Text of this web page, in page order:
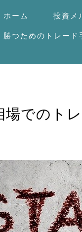
ホーム 投資メ
勝つためのトレード
場でのト